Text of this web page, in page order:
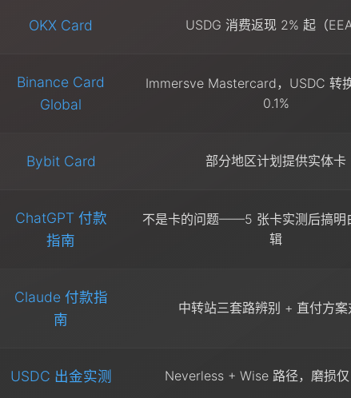
OKX Card USDG 消费返现 2% 起（EEA
Binance Card
Global
Immersve Mastercard，USDC 转
0.1%
Bybit Card 部分地区计划提供实体卡
ChatGPT 付款
指南
不是卡的问题——5 张卡实测后搞明
辑
Claude 付款指
南
中转站三套路辨别 + 直付方案
USDC 出金实测 Neverless + Wise 路径，磨损仅